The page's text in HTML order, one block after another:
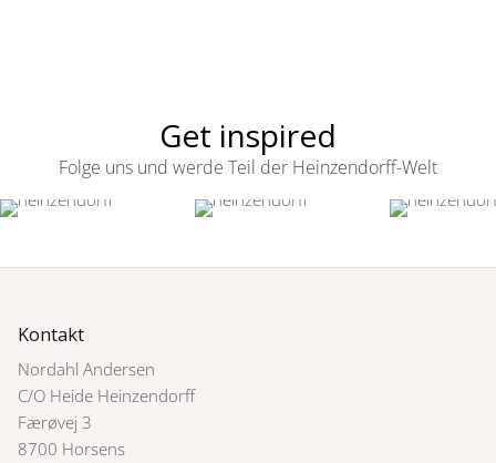
Get inspired
Folge uns und werde Teil der Heinzendorff-Welt
Kontakt
Nordahl Andersen
C/O Heide Heinzendorff
Færøvej 3
8700 Horsens